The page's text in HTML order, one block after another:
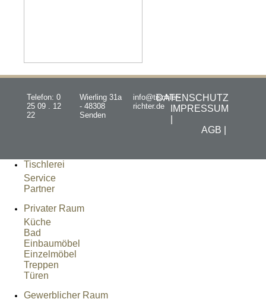
Telefon: 0
25 09 . 12
22
Wierling 31a
- 48308
Senden
info@tischler-
richter.de
DATENSCHUTZ
IMPRESSUM
AGB |
Tischlerei
Service
Partner
Privater Raum
Küche
Bad
Einbaumöbel
Einzelmöbel
Treppen
Türen
Gewerblicher Raum